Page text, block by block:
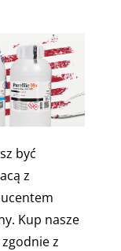
być
z
Kup nasze
z